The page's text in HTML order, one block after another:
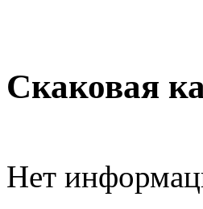
Скаковая
Нет